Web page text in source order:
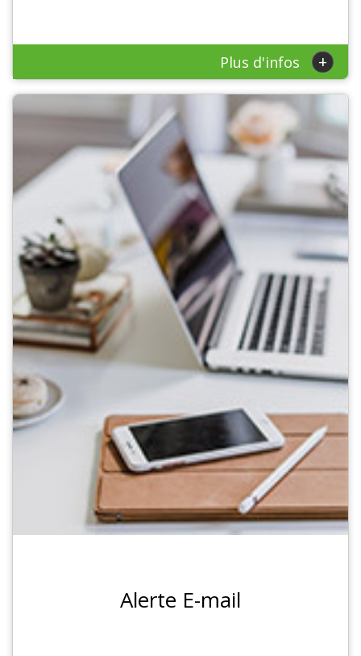
Plus d'infos +
Alerte E-mail